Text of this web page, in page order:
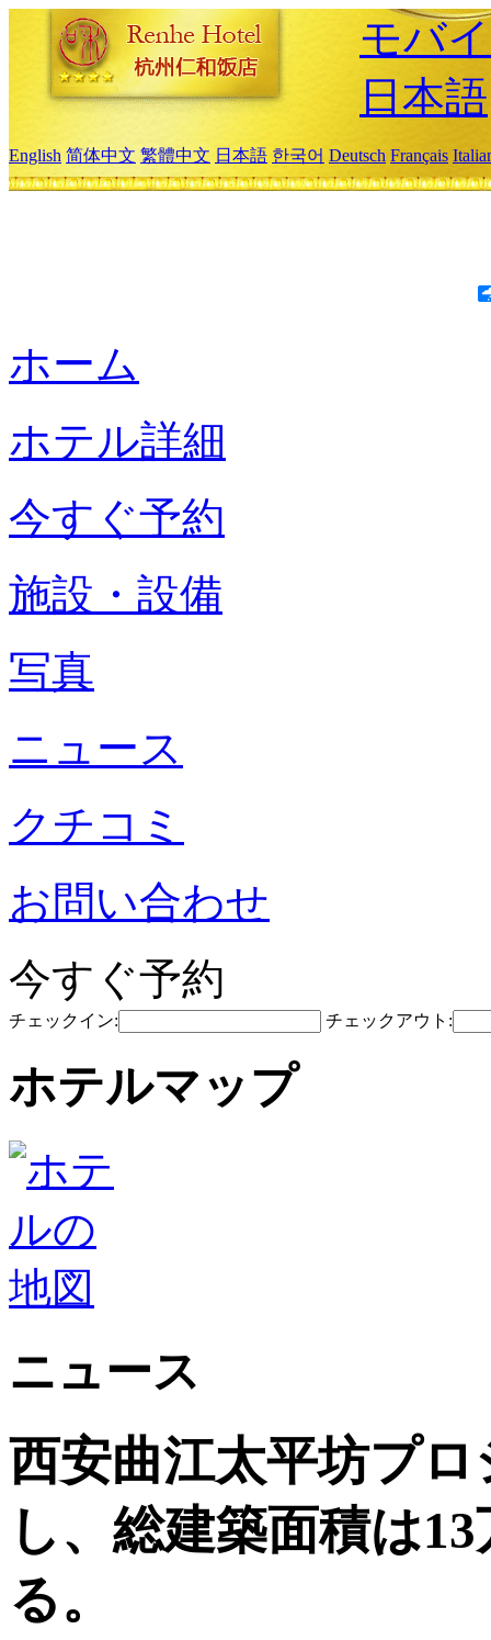
モバ
日本語
English 简体中文 繁體中文 日本語 한국어 Deutsch Français
ホーム
ホテル詳細
今すぐ予約
施設・設備
写真
ニュース
クチコミ
お問い合わせ
今すぐ予約
チェックイン: チェックアウト:
ホテルマップ
ニュース
西安曲江太平坊プ
し、総建築面積は
る。